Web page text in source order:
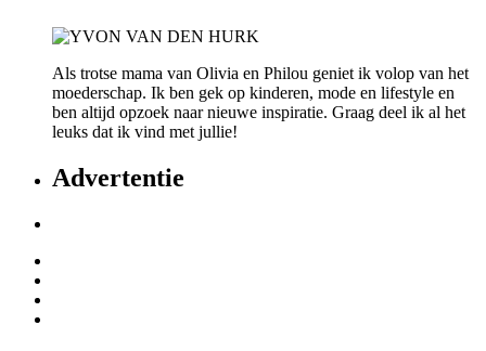
Als trotse mama van Olivia en Philou geniet ik volop van het
moederschap. Ik ben gek op kinderen, mode en lifestyle en
ben altijd opzoek naar nieuwe inspiratie. Graag deel ik al het
leuks dat ik vind met jullie!
Advertentie